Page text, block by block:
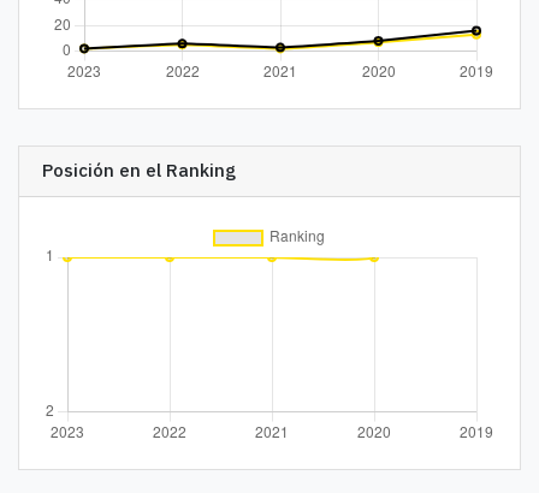
Posición en el Ranking